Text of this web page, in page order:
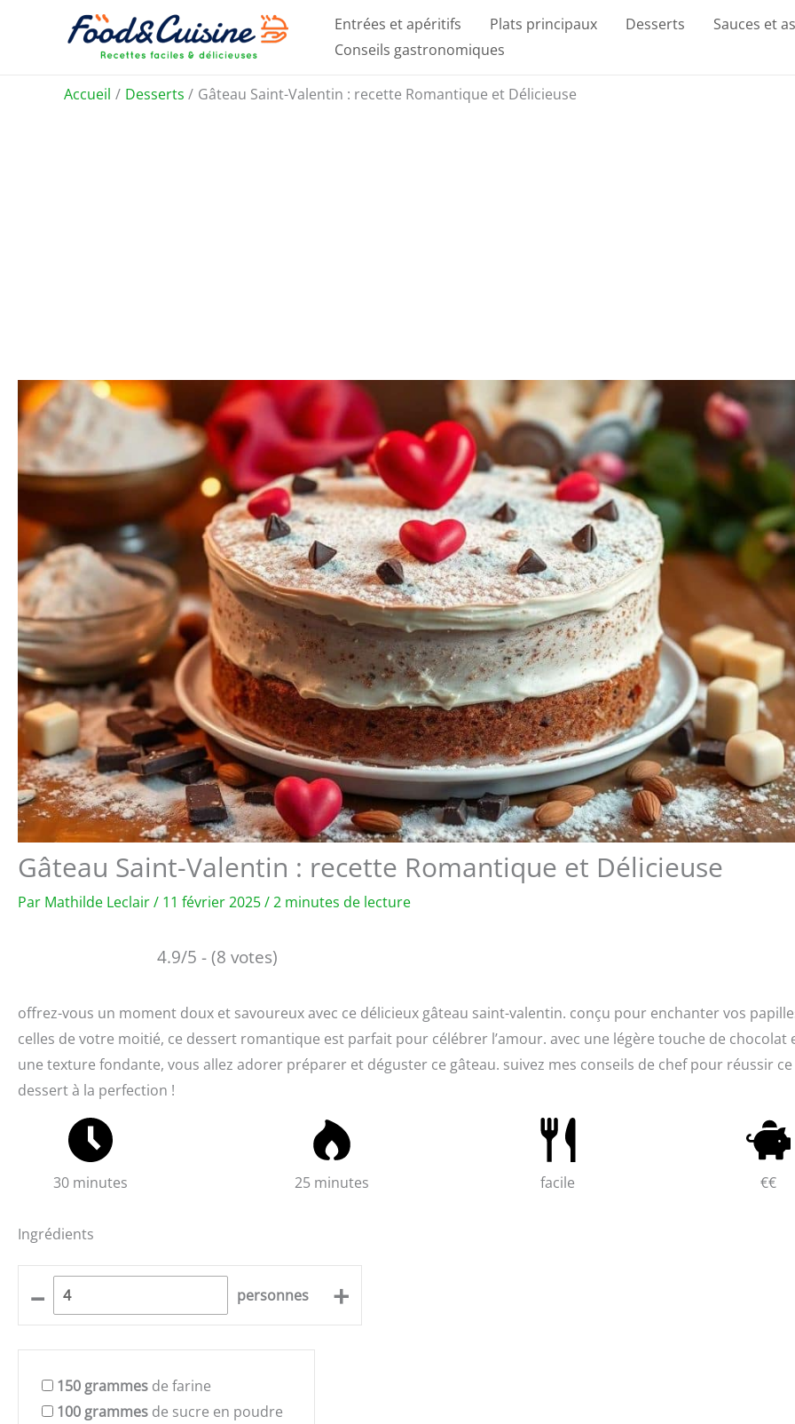
Entrées et apéritifs Plats principaux Desserts
Sauces et
Conseils gastronomiques
Accueil Desserts Gâteau Saint-Valentin : recette Romantique et Délicieuse
Gâteau Saint-Valentin : recette Romantique et Délicieuse
Par Mathilde Leclair/ 11 février 2025/2 minutes de lecture
4.9/5 - (8 votes)
offrez-vous un moment doux et savoureux avec ce délicieux gâteau saint-valentin. conçu pour enchanter vos
celles de votre moitié, ce dessert romantique est parfait pour célébrer l’amour. avec une légère touche de chocolat
une texture fondante, vous allez adorer préparer et déguster ce gâteau. suivez mes conseils de chef pour réussir ce
dessert à la perfection !
30 minutes 25 minutes facile €€
Ingrédients
– personnes +
150 grammes de farine
100 grammes de sucre en poudre